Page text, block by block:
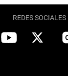
REDES SOCIALES